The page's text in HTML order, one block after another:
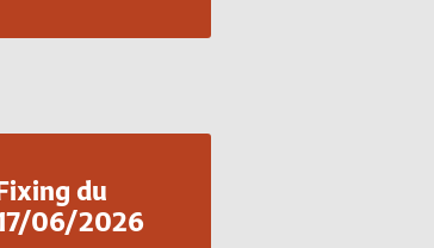
du
06/2026